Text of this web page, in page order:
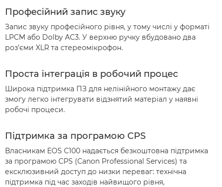
Професійний запис звуку
Запис звуку професійного рівня, у тому числі у форматі
LPCM або Dolby AC3. У верхню ручку вбудовано два
роз’єми XLR та стереомікрофон.
Проста інтеграція в робочий процес
Широка підтримка ПЗ для нелінійного монтажу дає
змогу легко інтегрувати відзнятий матеріал у наявні
робочі процеси.
Підтримка за програмою CPS
Власникам EOS C100 надається безкоштовна підтримка
за програмою CPS (Canon Professional Services) та
ексклюзивний доступ до низки переваг: технічна
підтримка під час заходів найвищого рівня,